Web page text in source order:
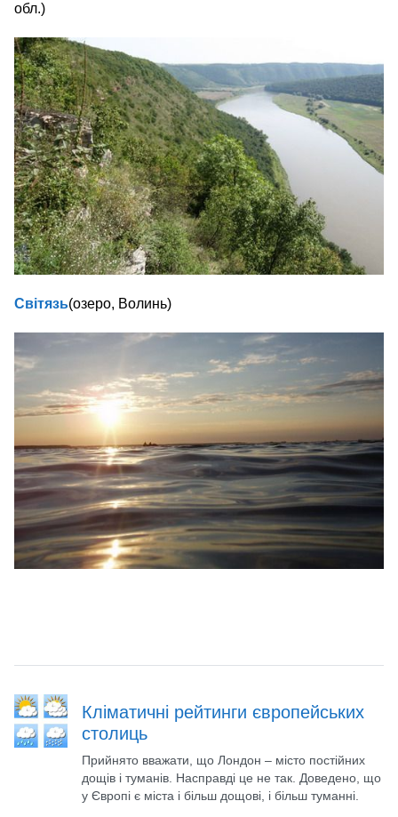
обл.)
Світязь(озеро, Волинь)
Кліматичні рейтинги європейських
столиць
Прийнято вважати, що Лондон – місто постійних
дощів і туманів. Насправді це не так. Доведено, що
у Європі є міста і більш дощові, і більш туманні.